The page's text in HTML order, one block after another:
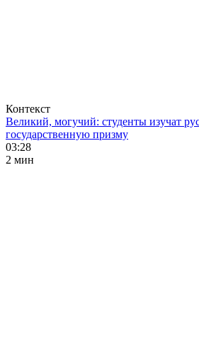
Контекст
Великий, могучий: студенты изучат
государственную призму
03:28
2 мин